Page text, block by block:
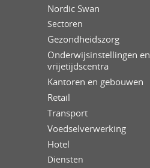
Nordic Swan
Sectoren
Gezondheidszorg
Onderwijsinstellingen en
vrijetijdscentra
Kantoren en gebouwen
Retail
Transport
Voedselverwerking
Hotel
Diensten